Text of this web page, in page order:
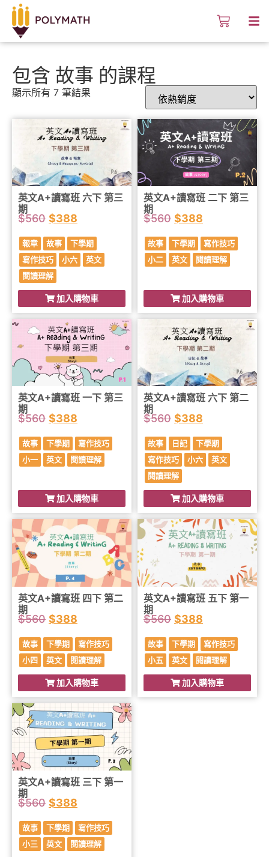
包含 故事 的課程
顯示所有 7 筆結果
英文A+讀寫班 六下 第三
期
$560 $388
報章 故事
下學期
寫作技巧
小六
英文
閱讀理解
加入購物車
英文A+讀寫班 二下 第三
期
$560 $388
故事 下學期
寫作技巧
小二
英文 閱讀理解
加入購物車
英文A+讀寫班 一下 第三
期
$560 $388
故事 下學期
寫作技巧
小一
英文 閱讀理解
加入購物車
英文A+讀寫班 六下 第二
期
$560 $388
故事 日記
下學期
寫作技巧
小六
英文
閱讀理解
加入購物車
英文A+讀寫班 四下 第二
期
$560 $388
故事 下學期
寫作技巧
小四
英文 閱讀理解
加入購物車
英文A+讀寫班 五下 第一
期
$560 $388
故事 下學期
寫作技巧
小五
英文 閱讀理解
加入購物車
英文A+讀寫班 三下 第一
期
$560 $388
故事 下學期
寫作技巧
小三
英文 閱讀理解